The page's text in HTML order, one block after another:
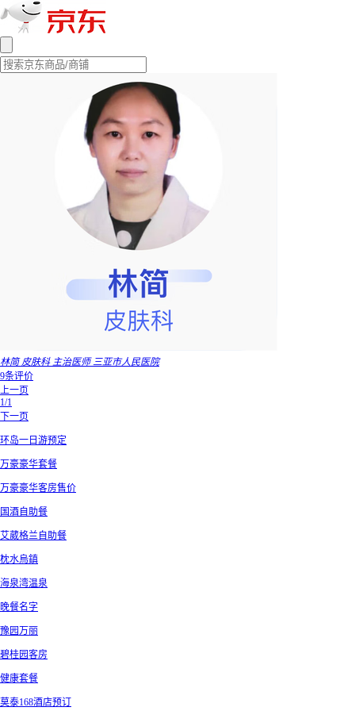
林简 皮肤科 主治医师 三亚市人民医院
9条评价
上一页
1/1
下一页
环岛一日游预定
万豪豪华套餐
万豪豪华客房售价
国酒自助餐
艾葳格兰自助餐
枕水烏鎮
海泉湾温泉
晚餐名字
豫园万丽
碧桂园客房
健康套餐
莫泰168酒店预订